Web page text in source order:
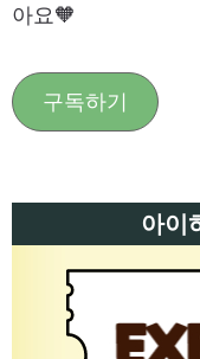
아요🧡
구독하기
아이